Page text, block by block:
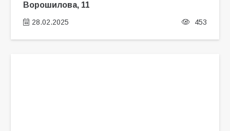
Ворошилова, 11
28.02.2025 453